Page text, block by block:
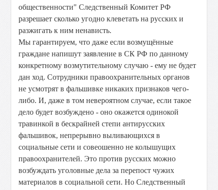
общественности" Следственный Комитет РФ
разрешает сколько угодно клеветать на русских и
разжигать к ним ненависть.
Мы гарантируем, что даже если возмущённые
граждане напишут заявление в СК РФ по данному
конкретному возмутительному случаю - ему не будет
дан ход. Сотрудники правоохранительных органов
не усмотрят в фальшивке никаких признаков чего-
либо. И, даже в том невероятном случае, если такое
дело будет возбуждено - оно окажется одинокой
травинкой в бескрайней степи антирусских
фальшивок, непрерывно выливающихся в
социальные сети и совеошенно не колышущих
правоохранителей. Это против русских можно
возбуждать уголовные дела за перепост чужих
материалов в социальной сети. Но Следственный